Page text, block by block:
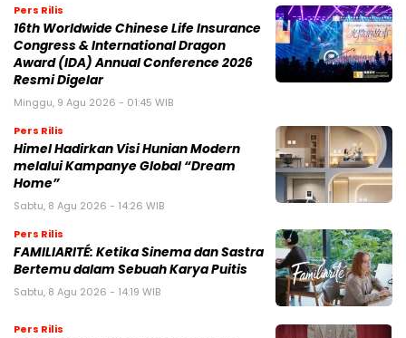
Pers Rilis
16th Worldwide Chinese Life Insurance
Congress & International Dragon
Award (IDA) Annual Conference 2026
Resmi Digelar
Minggu, 9 Agu 2026 - 01:45 WIB
Pers Rilis
Himel Hadirkan Visi Hunian Modern
melalui Kampanye Global “Dream
Home”
Sabtu, 8 Agu 2026 - 14:26 WIB
Pers Rilis
FAMILIARITÉ: Ketika Sinema dan Sastra
Bertemu dalam Sebuah Karya Puitis
Sabtu, 8 Agu 2026 - 14:19 WIB
Pers Rilis